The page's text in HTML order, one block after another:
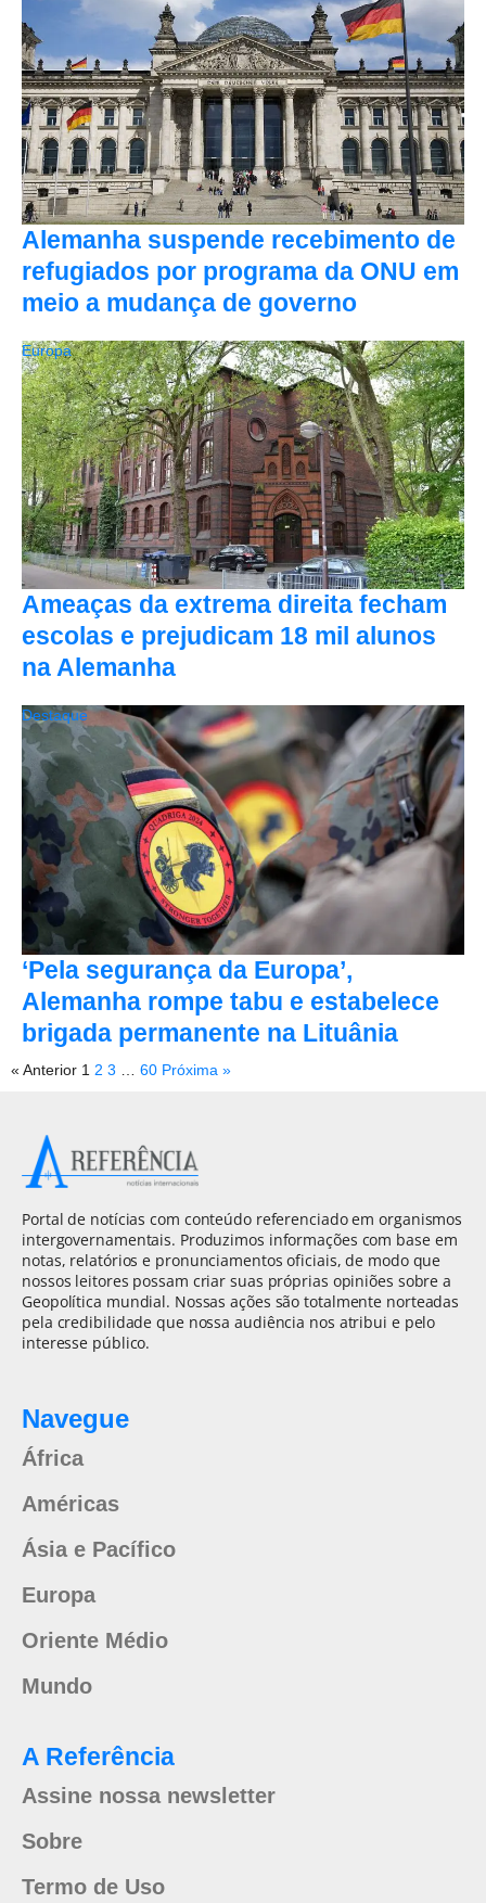
Alemanha suspende recebimento de
refugiados por programa da ONU em
meio a mudança de governo
Ameaças da extrema direita fecham
escolas e prejudicam 18 mil alunos
na Alemanha
Europa
‘Pela segurança da Europa’,
Alemanha rompe tabu e estabelece
brigada permanente na Lituânia
Destaque
« Anterior 1 2 3 60 Próxima »
Portal de notícias com conteúdo referenciado em organismos
intergovernamentais. Produzimos informações com base em
notas, relatórios e pronunciamentos oficiais, de modo que
nossos leitores possam criar suas próprias opiniões sobre a
Geopolítica mundial. Nossas ações são totalmente norteadas
pela credibilidade que nossa audiência nos atribui e pelo
interesse público.
Navegue
África
Américas
Ásia e Pacífico
Europa
Oriente Médio
Mundo
A Referência
Assine nossa newsletter
Sobre
Termo de Uso